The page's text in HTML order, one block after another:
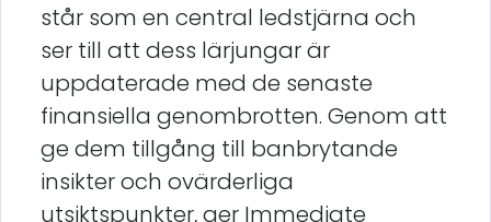
står som en central ledstjärna och
ser till att dess lärjungar är
uppdaterade med de senaste
finansiella genombrotten. Genom att
ge dem tillgång till banbrytande
insikter och ovärderliga
utsiktspunkter, ger Immediate